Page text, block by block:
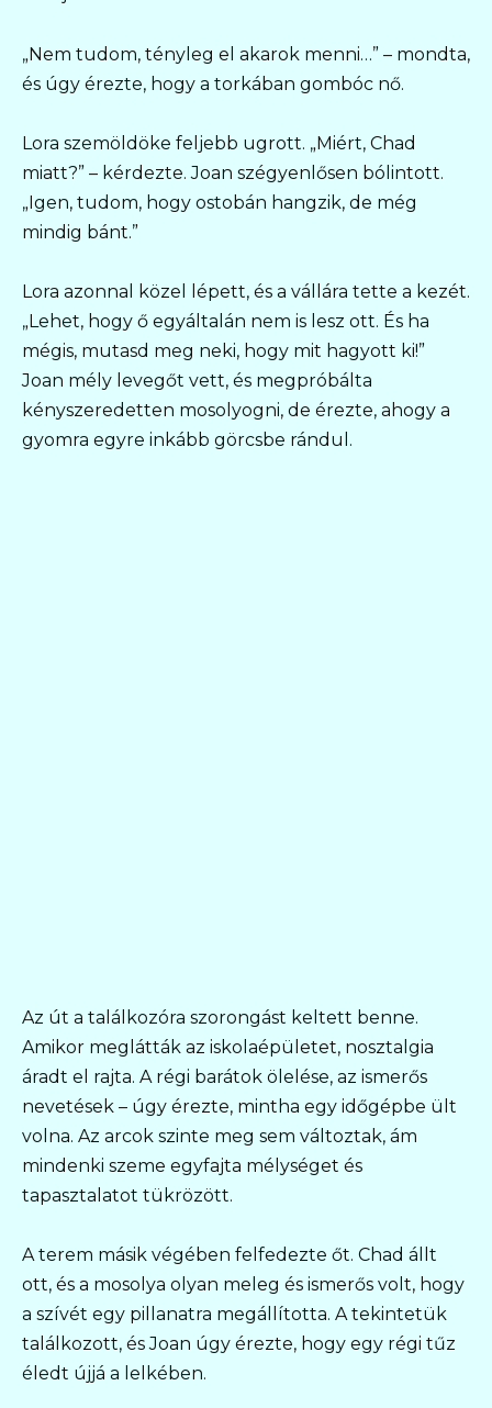
„Nem tudom, tényleg el akarok menni…” – mondta,
és úgy érezte, hogy a torkában gombóc nő.
Lora szemöldöke feljebb ugrott. „Miért, Chad
miatt?” – kérdezte. Joan szégyenlősen bólintott.
„Igen, tudom, hogy ostobán hangzik, de még
mindig bánt.”
Lora azonnal közel lépett, és a vállára tette a kezét.
„Lehet, hogy ő egyáltalán nem is lesz ott. És ha
mégis, mutasd meg neki, hogy mit hagyott ki!”
Joan mély levegőt vett, és megpróbálta
kényszeredetten mosolyogni, de érezte, ahogy a
gyomra egyre inkább görcsbe rándul.
Az út a találkozóra szorongást keltett benne.
Amikor meglátták az iskolaépületet, nosztalgia
áradt el rajta. A régi barátok ölelése, az ismerős
nevetések – úgy érezte, mintha egy időgépbe ült
volna. Az arcok szinte meg sem változtak, ám
mindenki szeme egyfajta mélységet és
tapasztalatot tükrözött.
A terem másik végében felfedezte őt. Chad állt
ott, és a mosolya olyan meleg és ismerős volt, hogy
a szívét egy pillanatra megállította. A tekintetük
találkozott, és Joan úgy érezte, hogy egy régi tűz
éledt újjá a lelkében.